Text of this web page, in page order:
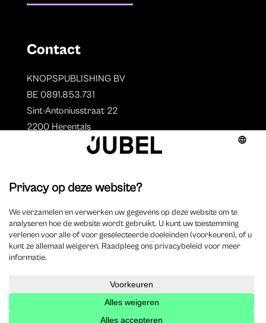
Contact
KNOPSPUBLISHING BV
BE 0891.853.731
Sint-Antoniusstraat 22
2200 Herentals
Auteurs
Overzicht auteurs
Auteur worden?
2025 Jubel – Webdesign byWisemen
Cookieverklaring–Disclaimer–